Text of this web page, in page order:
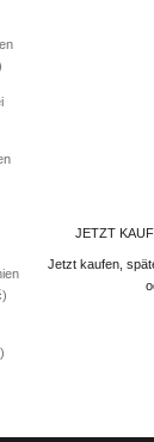
JETZT
Jetzt kaufen,